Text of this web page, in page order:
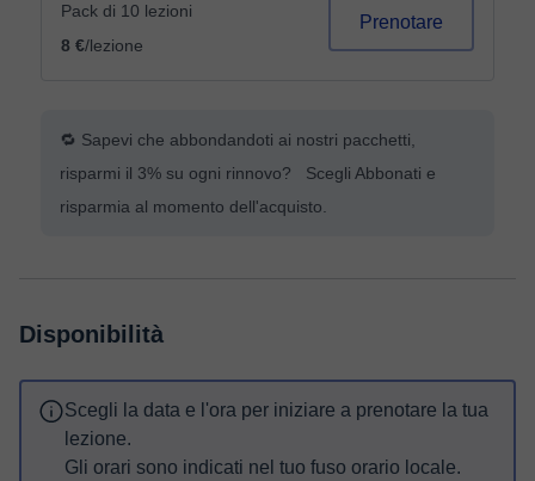
Pack di 10 lezioni
8 €/lezione
Prenotare
🔁 Sapevi che abbondandoti ai nostri pacchetti,
risparmi il 3% su ogni rinnovo? Scegli Abbonati e
risparmia al momento dell'acquisto.
Disponibilità
Scegli la data e l'ora per iniziare a prenotare la tua
lezione.
Gli orari sono indicati nel tuo fuso orario locale.